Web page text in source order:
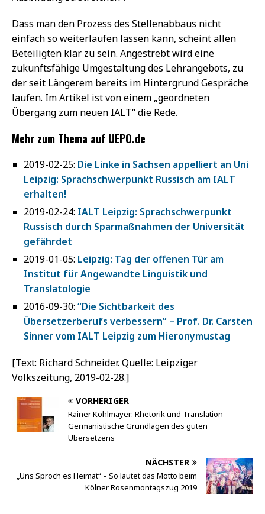
Dass man den Prozess des Stellenabbaus nicht
einfach so weiterlaufen lassen kann, scheint allen
Beteiligten klar zu sein. Angestrebt wird eine
zukunftsfähige Umgestaltung des Lehrangebots, zu
der seit Längerem bereits im Hintergrund Gespräche
laufen. Im Artikel ist von einem „geordneten
Übergang zum neuen IALT“ die Rede.
Mehr zum Thema auf UEPO.de
2019-02-25: Die Linke in Sachsen appelliert an Uni
Leipzig: Sprachschwerpunkt Russisch am IALT
erhalten!
2019-02-24: IALT Leipzig: Sprachschwerpunkt
Russisch durch Sparmaßnahmen der Universität
gefährdet
2019-01-05: Leipzig: Tag der offenen Tür am
Institut für Angewandte Linguistik und
Translatologie
2016-09-30: “Die Sichtbarkeit des
Übersetzerberufs verbessern” – Prof. Dr. Carsten
Sinner vom IALT Leipzig zum Hieronymustag
[Text: Richard Schneider. Quelle: Leipziger
Volkszeitung, 2019-02-28.]
VORHERIGER
Rainer Kohlmayer: Rhetorik und Translation –
Germanistische Grundlagen des guten
Übersetzens
NÄCHSTER
„Uns Sproch es Heimat“ – So lautet das Motto beim
Kölner Rosenmontagszug 2019